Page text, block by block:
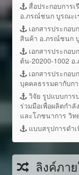
สื่อประกอบการ
อ.ภรณ์ชนก บูรณะเ
เอกสารประกอ
สินค้า อ.ภรณ์ชนก
เอกสารประกอ
ต้น-20200-1002
เอกสารประกอ
บุคคลธรรมดากับ
วิจัย รูปแบบการ
ร่วมมือเพื่อผลิตกำ
และโภชนาการ วิท
แบบสรุปการดำ
ลิงค์ภา